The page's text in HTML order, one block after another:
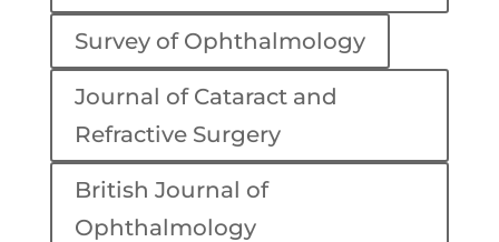
Survey of Ophthalmology
Journal of Cataract and
Refractive Surgery
British Journal of
Ophthalmology